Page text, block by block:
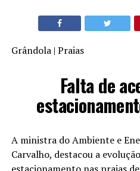
Grândola | Praias
Falta de
A ministra do Ambiente e
Carvalho, destacou a
estacionamento nas praias